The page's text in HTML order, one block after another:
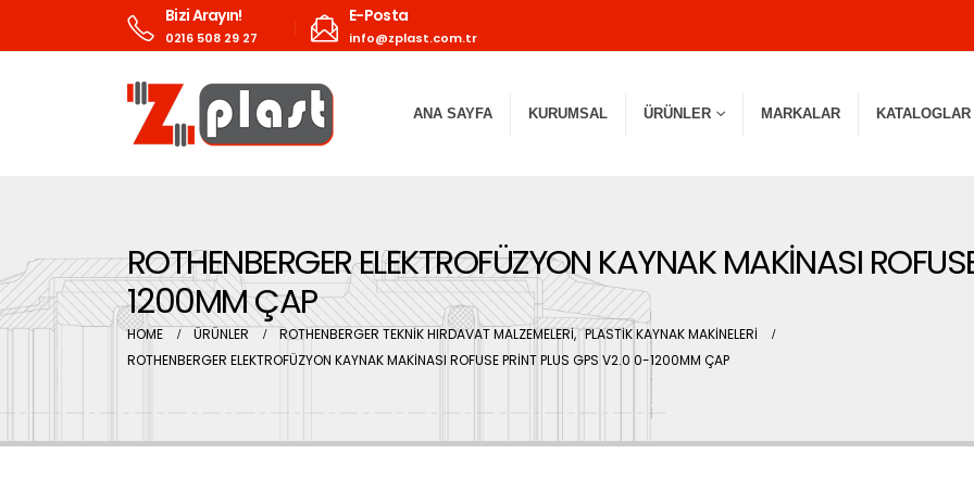
Bizi Arayın!
0216 508 29 27
E-Posta
info@zplast.com.tr
ANA SAYFA KURUMSAL ÜRÜNLER MARKALAR KATALOGLAR
ROTHENBERGER ELEKTROFÜZYON KAYNAK MAKİNASI
1200MM ÇAP
HOME ÜRÜNLER ROTHENBERGER TEKNİK HIRDAVAT MALZEMELERİ, PLASTİK KAYNAK MAKİNELERİ
ROTHENBERGER ELEKTROFÜZYON KAYNAK MAKİNASI ROFUSE PRİNT PLUS GPS V2.0 0-1200MM ÇAP